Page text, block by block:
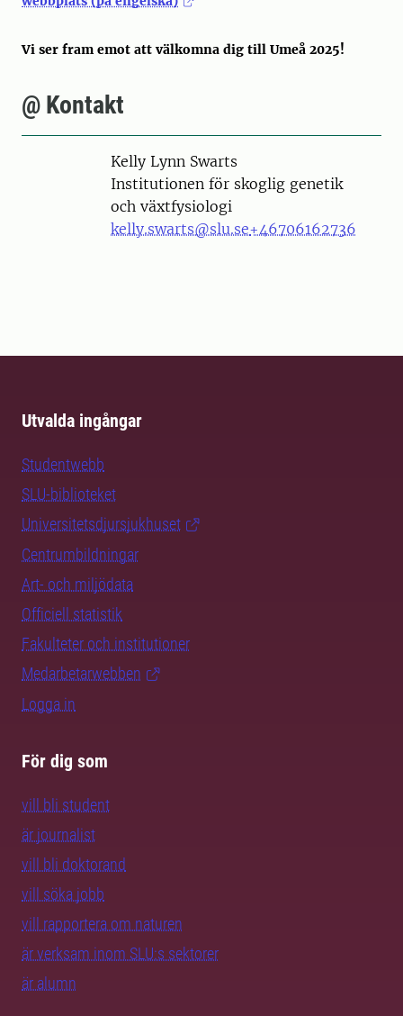
Vi ser fram emot att välkomna dig till Umeå 2025!
@ Kontakt
PersonKelly Lynn Swarts
Institutionen för skoglig genetik
och växtfysiologi
kelly.swarts@slu.se+46706162736
Utvalda ingångar
Studentwebb
SLU-biblioteket
Universitetsdjursjukhuset
Centrumbildningar
Art- och miljödata
Officiell statistik
Fakulteter och institutioner
Medarbetarwebben
Logga in
För dig som
vill bli student
är journalist
vill bli doktorand
vill söka jobb
vill rapportera om naturen
är verksam inom SLU:s sektorer
är alumn